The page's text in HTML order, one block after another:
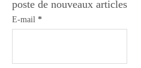
poste de nouveaux articles
E-mail *